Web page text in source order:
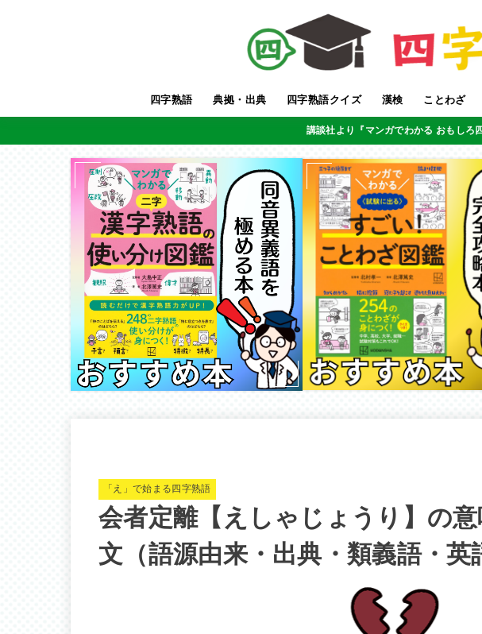
四字熟語 典拠・出典 四字熟語クイズ 漢検 ことわざ
講談社より『マンガでわかる おもしろ
「え」で始まる四字熟語
会者定離【えしゃじょうり】の
文（語源由来・出典・類義語・英